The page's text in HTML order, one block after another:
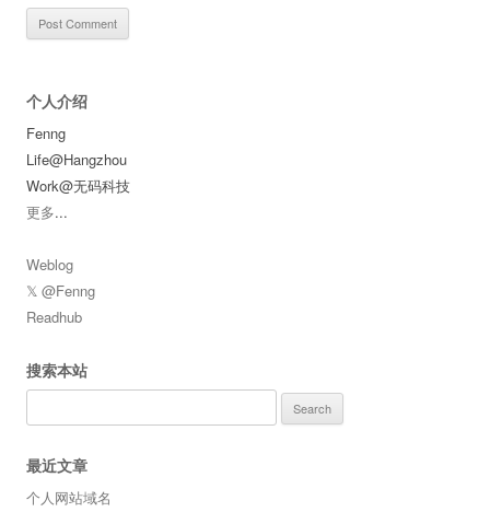
个人介绍
Fenng
Life@Hangzhou
Work@无码科技
更多...
Weblog
𝕏 @Fenng
Readhub
搜索本站
for:
最近文章
个人网站域名